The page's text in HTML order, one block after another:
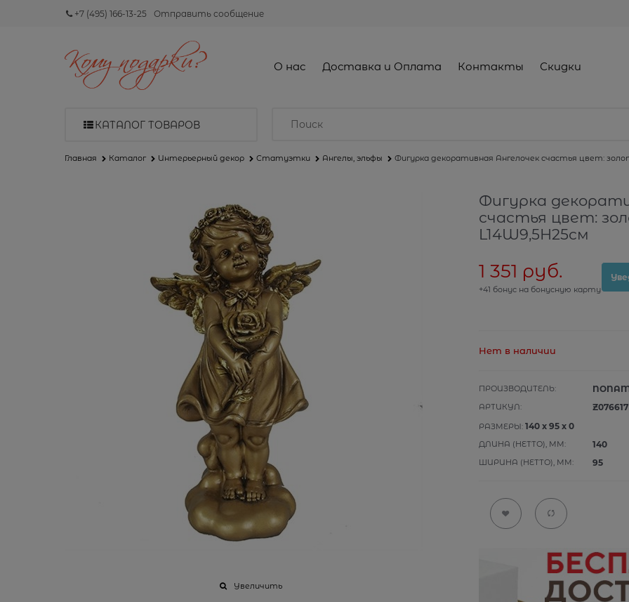
+7 (495) 166-13-25 Отправить сообщение
О нас Доставка и Оплата Контакты Скидки
КАТАЛОГ ТОВАРОВ
Главная Каталог Интерьерный декор Статуэтки Ангелы, эльфы Фигурка декоративная Ангелочек счастья цвет:
Увеличить
Фигурка
счастья цвет:
L14W9,5Н25см
1 351 руб.
+41 бонус на бонусную карту
Нет в наличии
ПРОИЗВОДИТЕЛЬ:
АРТИКУЛ: Z076617
РАЗМЕРЫ: 140 x 95 x 0
ДЛИНА (НЕТТО), ММ: 140
ШИРИНА (НЕТТО), ММ: 95